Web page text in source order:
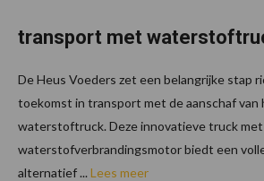
transport met
De Heus Voeders zet een belangrijke stap
toekomst in transport met de aanschaf van
waterstoftruck. Deze innovatieve truck met
waterstofverbrandingsmotor biedt een
alternatief ... Lees meer